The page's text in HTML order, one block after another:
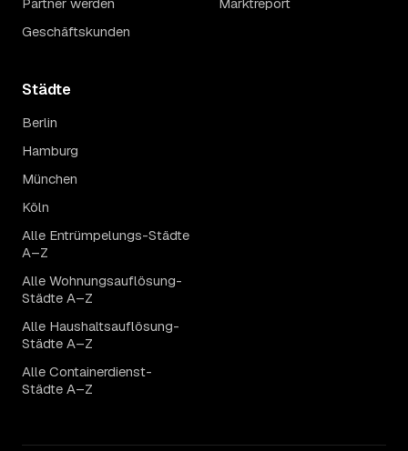
Geschäftskunden
Städte
Berlin
Hamburg
München
Köln
Alle Entrümpelungs-Städte
A–Z
Alle Wohnungsauflösung-
Städte A–Z
Alle Haushaltsauflösung-
Städte A–Z
Alle Containerdienst-
Städte A–Z